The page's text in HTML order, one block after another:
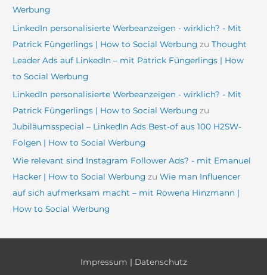
Werbung
LinkedIn personalisierte Werbeanzeigen - wirklich? - Mit
Patrick Füngerlings | How to Social Werbung zuThought
Leader Ads auf LinkedIn – mit Patrick Füngerlings | How
to Social Werbung
LinkedIn personalisierte Werbeanzeigen - wirklich? - Mit
Patrick Füngerlings | How to Social Werbung zu
Jubiläumsspecial – LinkedIn Ads Best-of aus 100 H2SW-
Folgen | How to Social Werbung
Wie relevant sind Instagram Follower Ads? - mit Emanuel
Hacker | How to Social Werbung zuWie man Influencer
auf sich aufmerksam macht – mit Rowena Hinzmann |
How to Social Werbung
Impressum | Datenschutz